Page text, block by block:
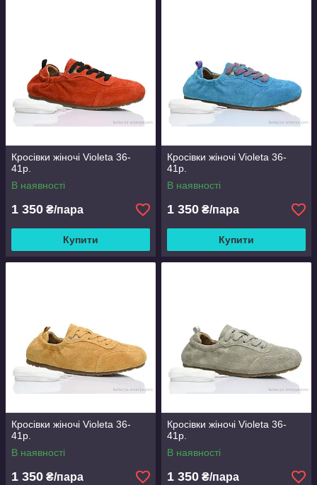
Кросівки жіночі Violeta 36-
41р.
В наявності
1 350 ₴/пара
Купити
Кросівки жіночі Violeta 36-
41р.
В наявності
1 350 ₴/пара
Купити
Кросівки жіночі Violeta 36-
41р.
В наявності
1 350 ₴/пара
Кросівки жіночі Violeta 36-
41р.
В наявності
1 350 ₴/пара